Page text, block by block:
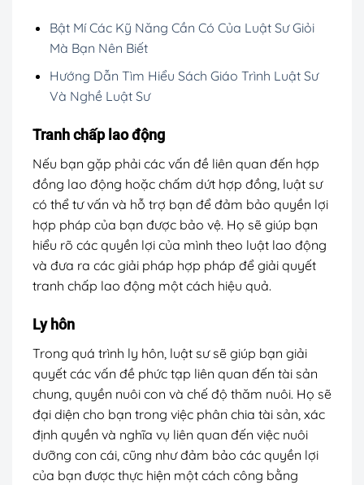
Bật Mí Các Kỹ Năng Cần Có Của Luật Sư Giỏi
Mà Bạn Nên Biết
Hướng Dẫn Tìm Hiểu Sách Giáo Trình Luật Sư
Và Nghề Luật Sư
Tranh chấp lao động
Nếu bạn gặp phải các vấn đề liên quan đến hợp
đồng lao động hoặc chấm dứt hợp đồng, luật sư
có thể tư vấn và hỗ trợ bạn để đảm bảo quyền lợi
hợp pháp của bạn được bảo vệ. Họ sẽ giúp bạn
hiểu rõ các quyền lợi của mình theo luật lao động
và đưa ra các giải pháp hợp pháp để giải quyết
tranh chấp lao động một cách hiệu quả.
Ly hôn
Trong quá trình ly hôn, luật sư sẽ giúp bạn giải
quyết các vấn đề phức tạp liên quan đến tài sản
chung, quyền nuôi con và chế độ thăm nuôi. Họ sẽ
đại diện cho bạn trong việc phân chia tài sản, xác
định quyền và nghĩa vụ liên quan đến việc nuôi
dưỡng con cái, cũng như đảm bảo các quyền lợi
của bạn được thực hiện một cách công bằng